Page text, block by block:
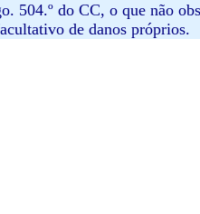
504.º do CC, o que não
de danos próprios.